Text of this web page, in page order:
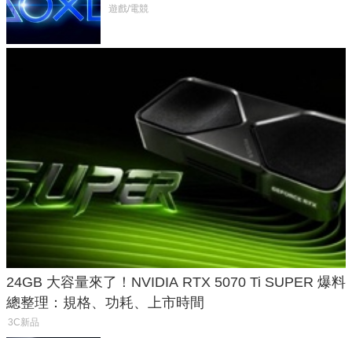
廳、進軍電競桌面
遊戲/電競
24GB 大容量來了！NVIDIA RTX 5070 Ti SUPER 爆料
總整理：規格、功耗、上市時間
3C新品